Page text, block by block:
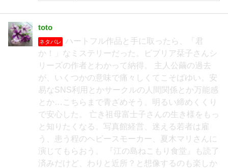
toto
ネタバレ
ハートフル作品と手に取ったら、「君
か！」なミステリーだった。ビブリア栞子さんシ
リーズの作者とわかって納得。 主人公繭の過去
が、いくつかの意味で痛々しくてこそばゆい。安
易なSNS利用とかサークルの人間関係とか万能感
とか…こちらまで青ざめそう。明るい締めくくり
で安心した。 亡き祖母富士子さんの生き様をもっ
と知りたくなる。写真館経営、迷える若者は雇
う、患う程のヘビースモーカー、夏木マリさんに
演じてもらおう。 『江の島ねこもり食堂』も読了
済みだけど、わりと近所？と想像するのも楽しか